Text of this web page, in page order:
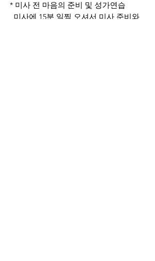
* 미사 전 마음의 준비 및 성가연습
미사에 15분 일찍 오셔서 미사 준비와